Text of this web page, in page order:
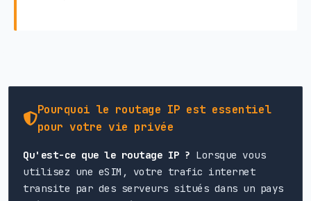
Pourquoi le routage IP est essentiel
pour votre vie privée
Qu'est-ce que le routage IP ? Lorsque vous
utilisez une eSIM, votre trafic internet
transite par des serveurs situés dans un pays